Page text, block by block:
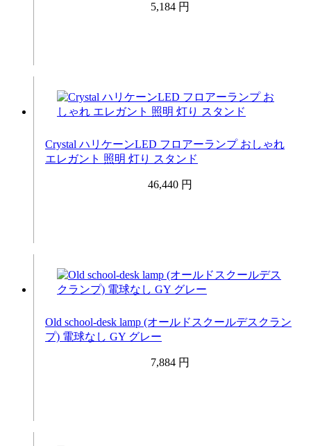
5,184 円
Crystal ハリケーンLED フロアーランプ おしゃれ
エレガント 照明 灯り スタンド
46,440 円
Old school-desk lamp (オールドスクールデスクラン
プ) 電球なし GY グレー
7,884 円